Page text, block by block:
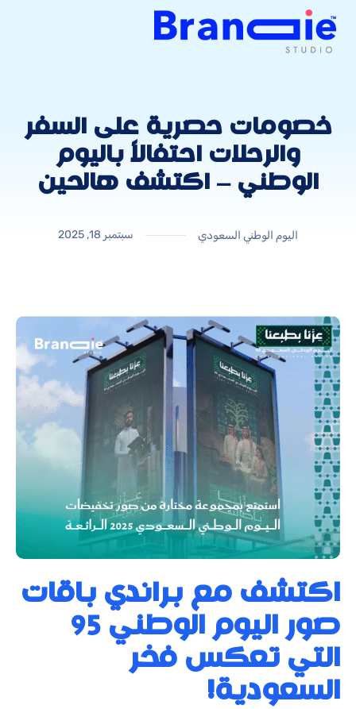
خصومات حصرية على السفر
والرحلات احتفالاً باليوم
الوطني – اكتشف هالحين
اليوم الوطني السعودي سبتمبر 18, 2025
اكتشف مع براندي باقات
صور اليوم الوطني 95
التي تعكس فخر
السعودية!